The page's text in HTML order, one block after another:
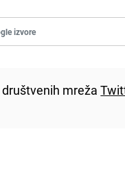
izvore
društvenih mreža